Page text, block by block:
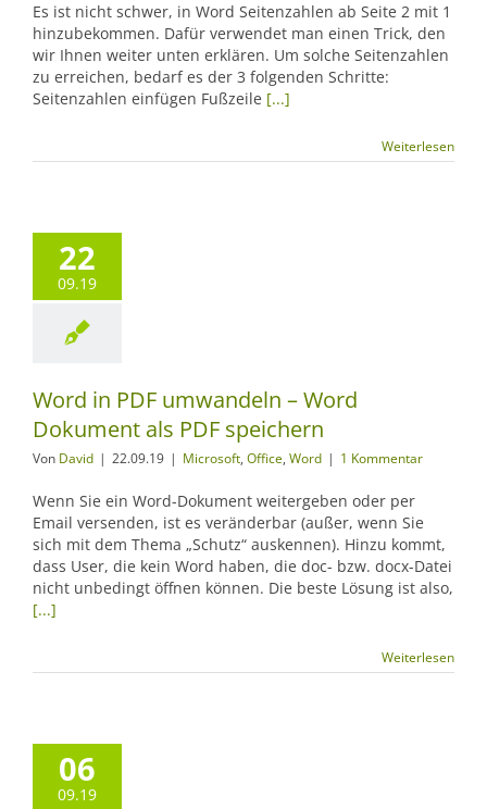
Es ist nicht schwer, in Word Seitenzahlen ab Seite 2 mit 1
hinzubekommen. Dafür verwendet man einen Trick, den
wir Ihnen weiter unten erklären. Um solche Seitenzahlen
zu erreichen, bedarf es der 3 folgenden Schritte:
Seitenzahlen einfügen Fußzeile [...]
Weiterlesen
22
09.19
Word in PDF umwandeln – Word
Dokument als PDF speichern
Von David | 22.09.19 | Microsoft, Office, Word | 1 Kommentar
Wenn Sie ein Word-Dokument weitergeben oder per
Email versenden, ist es veränderbar (außer, wenn Sie
sich mit dem Thema „Schutz“ auskennen). Hinzu kommt,
dass User, die kein Word haben, die doc- bzw. docx-Datei
nicht unbedingt öffnen können. Die beste Lösung ist also,
[...]
Weiterlesen
06
09.19